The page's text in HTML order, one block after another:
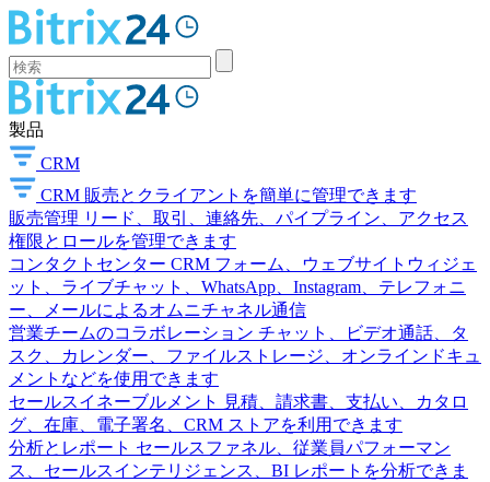
製品
CRM
CRM 販売とクライアントを簡単に管理できます
販売管理 リード、取引、連絡先、パイプライン、アクセス
権限とロールを管理できます
コンタクトセンター CRM フォーム、ウェブサイトウィジェ
ット、ライブチャット、WhatsApp、Instagram、テレフォニ
ー、メールによるオムニチャネル通信
営業チームのコラボレーション チャット、ビデオ通話、タ
スク、カレンダー、ファイルストレージ、オンラインドキュ
メントなどを使用できます
セールスイネーブルメント
見積、請求書、支払い、カタロ
グ、在庫、電子署名、CRM ストアを利用できます
分析とレポート セールスファネル、従業員パフォーマン
ス、セールスインテリジェンス、BI レポートを分析できま